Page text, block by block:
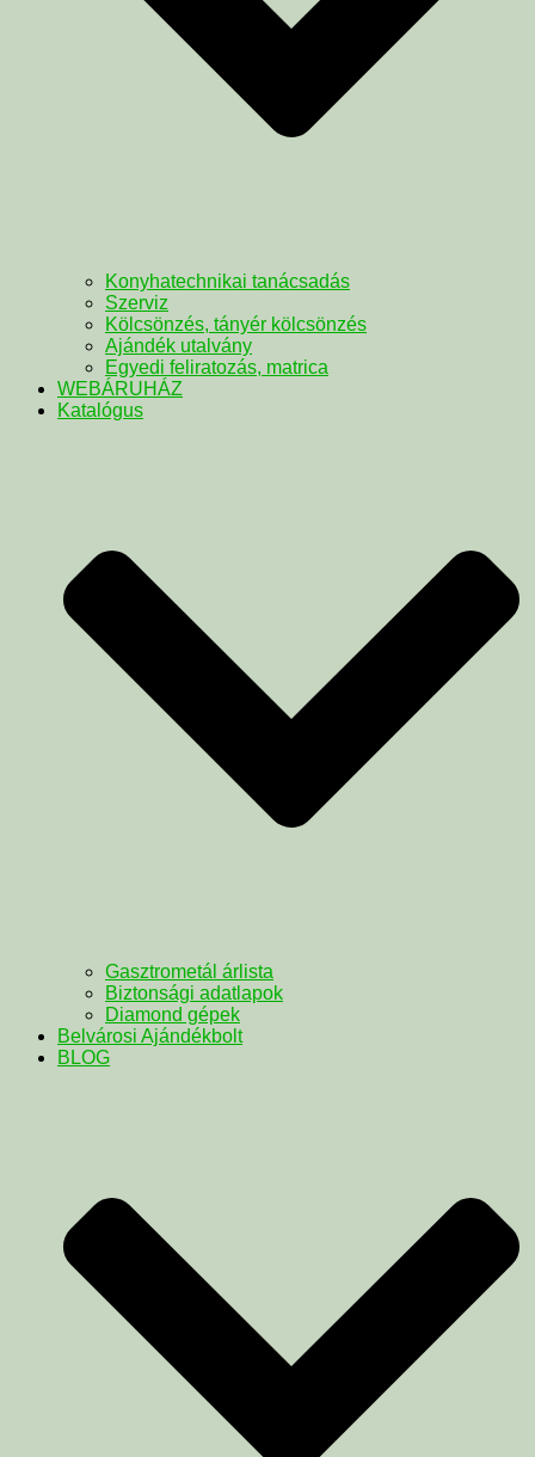
Konyhatechnikai tanácsadás
Szerviz
Kölcsönzés, tányér kölcsönzés
Ajándék utalvány
Egyedi feliratozás, matrica
WEBÁRUHÁZ
Katalógus
Gasztrometál árlista
Biztonsági adatlapok
Diamond gépek
Belvárosi Ajándékbolt
BLOG